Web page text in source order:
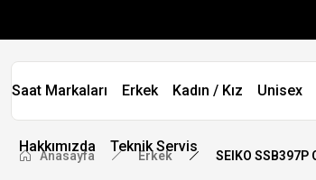
Saat Markaları Erkek Kadın / Kız Unisex
Hakkımızda Teknik Servis
Anasayfa Erkek SEIKO SSB397P